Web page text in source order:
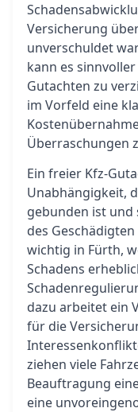
Versicherung
unverschuldet
kann es
Gutachten zu
im Vorfeld eine
Überraschungen
Ein freier Kfz-
Unabhängigkeit,
gebunden ist
des
wichtig in Fürth,
Schadens
dazu arbeitet ein
für die
ziehen viele
Beauftragung
eine